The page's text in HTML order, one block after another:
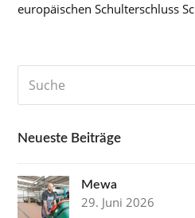
europäischen Schulterschluss
Neueste Beiträge
Mewa
29. Juni 2026